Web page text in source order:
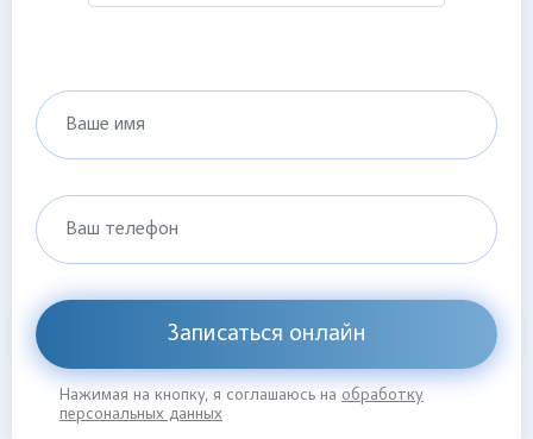
Ваше имя
Ваш телефон
Записаться онлайн
Нажимая на кнопку, я соглашаюсь на обработку
персональных данных